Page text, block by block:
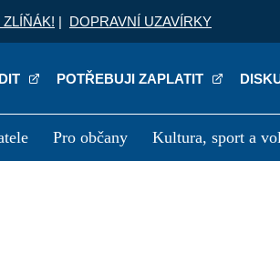
ZLÍŇÁK! | DOPRAVNÍ UZAVÍRKY
POTŘEBUJI ZAPLATIT
Pro občany Kultura, sport a